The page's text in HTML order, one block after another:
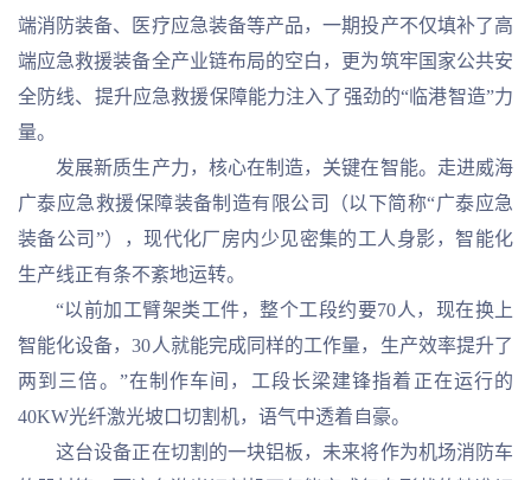
端消防装备、医疗应急装备等产品，一期投产不仅填补了高
端应急救援装备全产业链布局的空白，更为筑牢国家公共安
全防线、提升应急救援保障能力注入了强劲的“临港智造”力
量。
发展新质生产力，核心在制造，关键在智能。走进威海
广泰应急救援保障装备制造有限公司（以下简称“广泰应急
装备公司”），现代化厂房内少见密集的工人身影，智能化
生产线正有条不紊地运转。
“以前加工臂架类工件，整个工段约要70人，现在换上
智能化设备，30人就能完成同样的工作量，生产效率提升了
两到三倍。”在制作车间，工段长梁建锋指着正在运行的
40KW光纤激光坡口切割机，语气中透着自豪。
这台设备正在切割的一块铝板，未来将作为机场消防车